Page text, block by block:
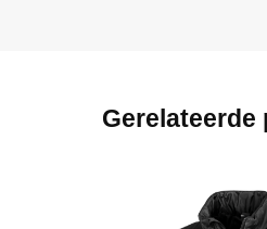
Gerelateerde